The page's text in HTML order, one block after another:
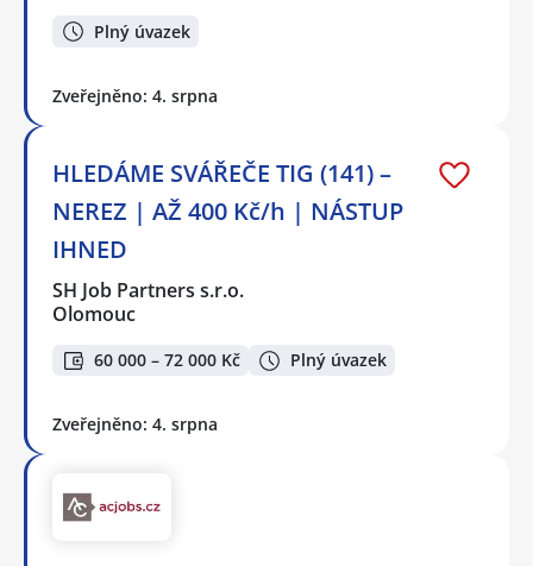
Plný úvazek
Zveřejněno: 4. srpna
HLEDÁME SVÁŘEČE TIG (141) –
NEREZ | AŽ 400 Kč/h | NÁSTUP
IHNED
SH Job Partners s.r.o.
Olomouc
60 000 – 72 000 Kč Plný úvazek
Zveřejněno: 4. srpna